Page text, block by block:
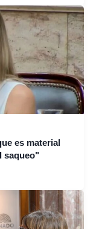
es material
saqueo"